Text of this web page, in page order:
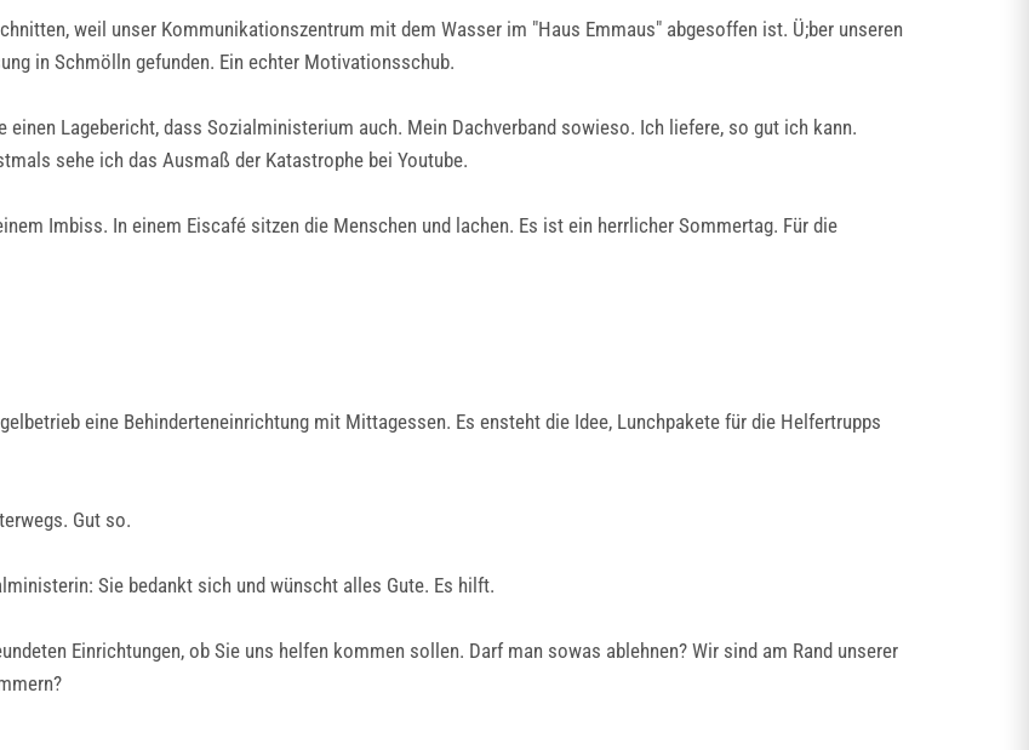
weil unser Kommunikationszentrum mit dem Wasser im "Haus Emmaus" abgesoffen ist. Ü;ber unseren
in Schmölln gefunden. Ein echter Motivationsschub.
Lagebericht, dass Sozialministerium auch. Mein Dachverband sowieso. Ich liefere, so gut ich kann.
sehe ich das Ausmaß der Katastrophe bei Youtube.
Imbiss. In einem Eiscafé sitzen die Menschen und lachen. Es ist ein herrlicher Sommertag. Für die
eine Behinderteneinrichtung mit Mittagessen. Es ensteht die Idee, Lunchpakete für die Helfertrupps
Gut so.
Sie bedankt sich und wünscht alles Gute. Es hilft.
Einrichtungen, ob Sie uns helfen kommen sollen. Darf man sowas ablehnen? Wir sind am Rand unserer